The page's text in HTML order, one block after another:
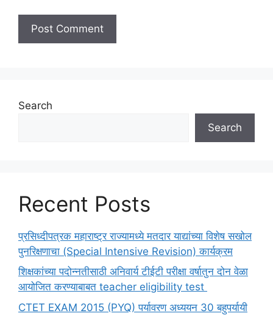
Search
Search
Recent Posts
प्रसिध्दीपत्रक महाराष्ट्र राज्यामध्ये मतदार याद्यांच्या विशेष सखोल
पुनरिक्षणाचा (Special Intensive Revision) कार्यक्रम
शिक्षकांच्या पदोन्नतीसाठी अनिवार्य टीईटी परीक्षा वर्षातुन दोन वेळा
आयोजित करण्याबाबत teacher eligibility test
CTET EXAM 2015 (PYQ) पर्यावरण अध्ययन 30 बहुपर्यायी